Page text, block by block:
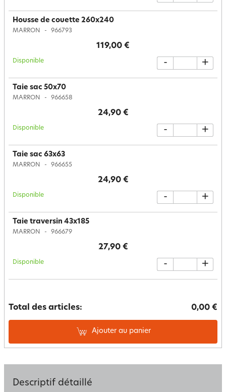
Housse de couette 260x240
MARRON 966793
119,00 €
Disponible - +
Taie sac 50x70
MARRON 966658
24,90 €
Disponible - +
Taie sac 63x63
MARRON 966655
24,90 €
Disponible - +
Taie traversin 43x185
MARRON 966679
27,90 €
Disponible - +
Total des articles: 0,00 €
Ajouter au panier
Descriptif détaillé